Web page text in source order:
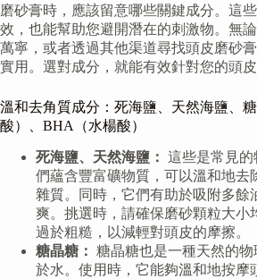
磨砂膏時，應該留意哪些關鍵成分。這
效，也能幫助您避開潛在的刺激物。無
萬寧，或者透過其他渠道尋找頭皮磨砂
實用。選對成分，就能有效針對您的頭皮
溫和去角質成分：死海鹽、天然海鹽、
酸）、BHA（水楊酸）
死海鹽、天然海鹽： 這些是常見
們蘊含豐富礦物質，可以溫和地去
雜質。同時，它們有助於吸附多餘
爽。挑選時，請確保磨砂顆粒大小
過於粗糙，以減輕對頭皮的摩擦。
糖晶糖： 糖晶糖也是一種天然的
於水。使用時，它能夠溫和地按摩